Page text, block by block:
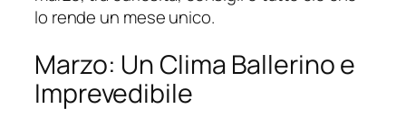
lo rende un mese unico.
Marzo: Un Clima Ballerino e
Imprevedibile